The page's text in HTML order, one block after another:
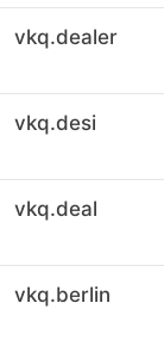
vkq.dealer
vkq.desi
vkq.deal
vkq.berlin